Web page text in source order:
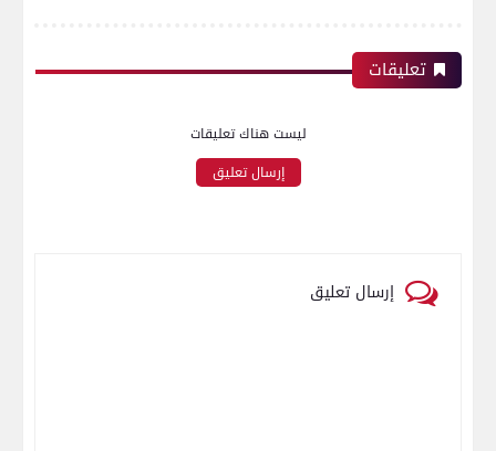
تعليقات
ليست هناك تعليقات
إرسال تعليق
إرسال تعليق